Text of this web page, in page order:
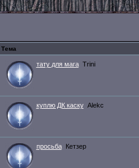
Тема
тату для мага Trini
куплю ДК каску Alekc
просьба
Кетзер